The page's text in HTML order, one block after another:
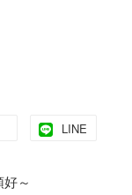
LINE
好～